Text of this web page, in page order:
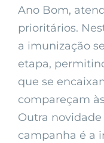
Ano Bom,
prioritários.
a imunização
etapa,
que se
compareçam
Outra
campanha é a